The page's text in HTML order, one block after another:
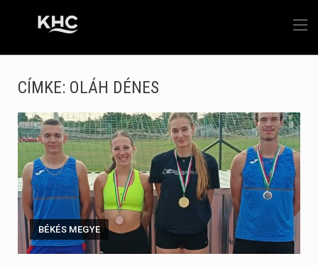
CÍMKE: OLÁH DÉNES
BÉKÉS MEGYE